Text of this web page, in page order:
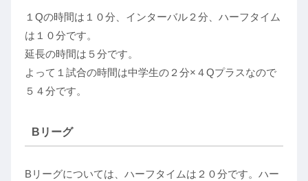
１Qの時間は１０分、インターバル２分、ハーフタイム
は１０分です。
延長の時間は５分です。
よって１試合の時間は中学生の２分×４Qプラスなので
５４分です。
Bリーグ
Bリーグについては、ハーフタイムは２０分です。ハー